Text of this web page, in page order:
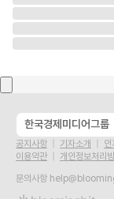
한국경제미디어그룹
공지사항 기자소개 인
이용약관
개인정보처리
문의사항